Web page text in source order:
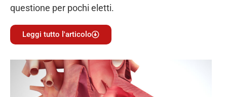
questione per pochi eletti.
Leggi tutto l'articolo